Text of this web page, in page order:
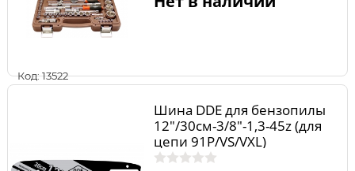
Код: 13522
Шина DDE для бензопилы
12"/30см-3/8"-1,3-45z (для
цепи 91P/VS/VXL)
(120SPEA041)